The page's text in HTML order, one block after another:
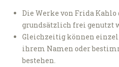
Die Werke von Frida
grundsätzlich frei genutzt
Gleichzeitig können
ihrem Namen oder
bestehen.